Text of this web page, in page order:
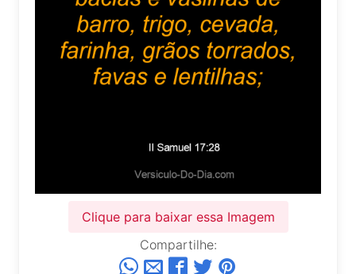
Clique para baixar essa Imagem
Compartilhe: